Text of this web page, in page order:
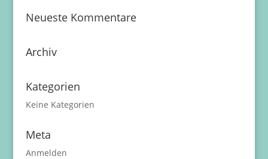
Neueste Kommentare
Archiv
Kategorien
Keine Kategorien
Meta
Anmelden